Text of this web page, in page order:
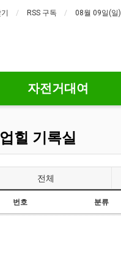
RSS 구독 08월 09일(일)
자전거대여
업힐 기록실
전체
번호 분류